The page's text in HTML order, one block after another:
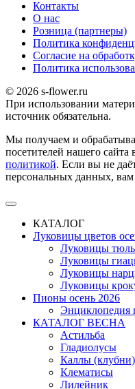
Контакты
О наc
Розница (партнеры)
Политика
Согласие на
Политика
© 2026 s-flower.ru
При использовании
источник обязательна.
Мы получаем и
посетителей нашего сайта
политикой. Если вы не
персональных данных,
КАТАЛОГ
Луковицы цветов
Луковицы
Луковицы
Луковицы
Луковицы
Пионы осень 2026
Энциклопедия
КАТАЛОГ ВЕСНА
Астильба
Гладиолусы
Каллы (клубни)
Клематисы
Лилейник